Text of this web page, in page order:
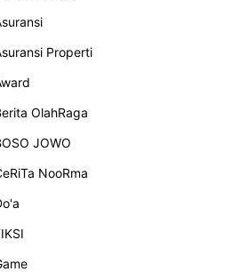
Properti
OlahRaga
JOWO
NooRma